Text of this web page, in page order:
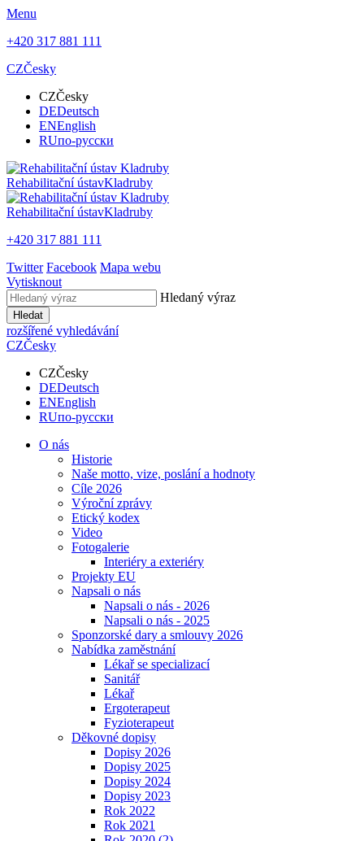
Menu
+420 317 881 111
CZČesky
CZČesky
DEDeutsch
ENEnglish
RUпо-русски
Rehabilitační ústavKladruby
Rehabilitační ústavKladruby
+420 317 881 111
Twitter Facebook Mapa webu
Vytisknout
Hledaný výraz
Hledat
rozšířené vyhledávání
CZČesky
CZČesky
DEDeutsch
ENEnglish
RUпо-русски
O nás
Historie
Naše motto, vize, poslání a hodnoty
Cíle 2026
Výroční zprávy
Etický kodex
Video
Fotogalerie
Interiéry a exteriéry
Projekty EU
Napsali o nás
Napsali o nás - 2026
Napsali o nás - 2025
Sponzorské dary a smlouvy 2026
Nabídka zaměstnání
Lékař se specializací
Sanitář
Lékař
Ergoterapeut
Fyzioterapeut
Děkovné dopisy
Dopisy 2026
Dopisy 2025
Dopisy 2024
Dopisy 2023
Rok 2022
Rok 2021